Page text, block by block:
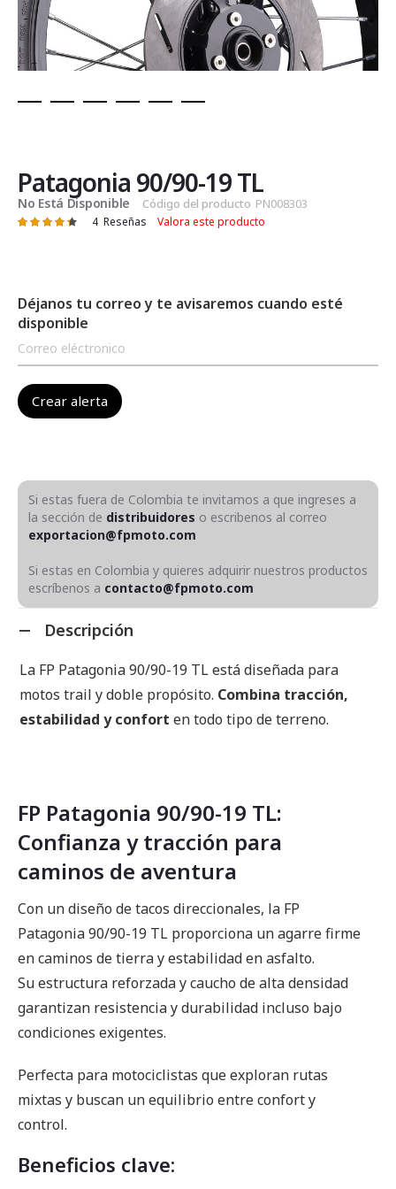
de
la
galería
de
Patagonia 90/90-19 TL
No Está Disponible Código del producto PN008303
Valoración: 4 Reseñas Valora este producto
Déjanos tu correo y te avisaremos cuando esté
disponible
Si estas fuera de Colombia te invitamos a que ingreses a
la sección de distribuidores o escribenos al correo
exportacion@fpmoto.com
Si estas en Colombia y quieres adquirir nuestros productos
escríbenos a contacto@fpmoto.com
Descripción
La FP Patagonia 90/90-19 TL está diseñada para
motos trail y doble propósito. Combina tracción,
estabilidad y confort en todo tipo de terreno.
FP Patagonia 90/90-19 TL:
Confianza y tracción para
caminos de aventura
Con un diseño de tacos direccionales, la FP
Patagonia 90/90-19 TL proporciona un agarre firme
en caminos de tierra y estabilidad en asfalto.
Su estructura reforzada y caucho de alta densidad
garantizan resistencia y durabilidad incluso bajo
condiciones exigentes.
Perfecta para motociclistas que exploran rutas
mixtas y buscan un equilibrio entre confort y
control.
Beneficios clave: